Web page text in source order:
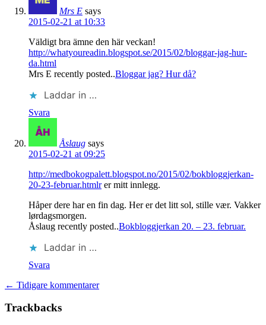
Mrs E says
2015-02-21 at 10:33
Väldigt bra ämne den här veckan!
http://whatyoureadin.blogspot.se/2015/02/bloggar-jag-hur-
da.html
Mrs E recently posted..Bloggar jag? Hur då?
Laddar in …
Svara
Åslaug says
2015-02-21 at 09:25
http://medbokogpalett.blogspot.no/2015/02/bokbloggjerkan-
20-23-februar.htmlrer mitt innlegg.
Håper dere har en fin dag. Her er det litt sol, stille vær. Vakker
lørdagsmorgen.
Åslaug recently posted..Bokbloggjerkan 20. – 23. februar.
Laddar in …
Svara
← Tidigare kommentarer
Trackbacks